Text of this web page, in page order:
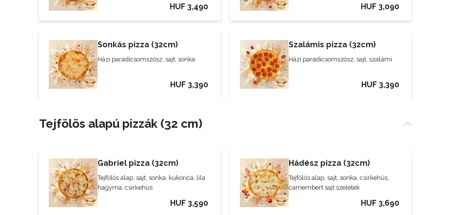
HUF 3,490 HUF 3,090
Sonkás pizza (32cm)
Házi paradicsomszósz, sajt, sonka
HUF 3,390
Szalámis pizza (32cm)
Házi paradicsomszósz, sajt, szalámi
HUF 3,390
Tejfölös alapú pizzák (32 cm)
Gabriel pizza (32cm)
Tejfölös alap, sajt, sonka, kukorica, lila
hagyma, csirkehús
HUF 3,590
Hádész pizza (32cm)
Tejfölös alap, sajt, sonka, csirkehús,
camembert sajt szeletek
HUF 3,690